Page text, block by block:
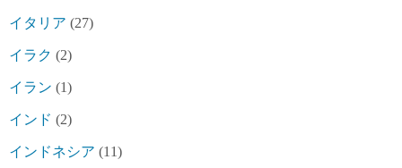
イタリア (27)
イラク (2)
イラン (1)
インド (2)
インドネシア (11)